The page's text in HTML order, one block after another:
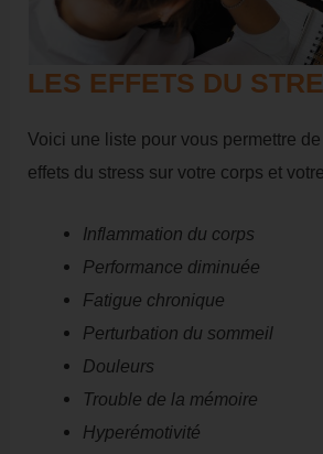
LES EFFETS DU
Voici une liste pour vous permettre
effets du stress sur votre corps et
Inflammation du corps
Performance diminuée
Fatigue chronique
Perturbation du sommeil
Douleurs
Trouble de la mémoire
Hyperémotivité